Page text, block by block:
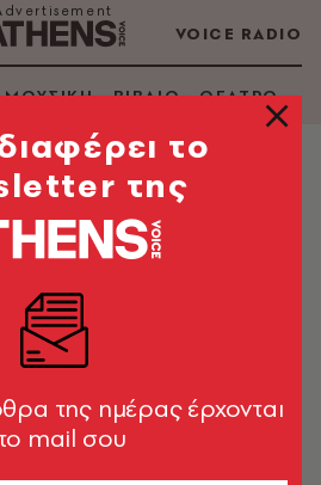
VOICE RADIO
ΜΟΥΣΙΚΗ ΒΙΒΛΙΟ ΘΕΑΤΡΟ -
σπίτι σου αυτό
στο μυαλό σου
αναδύονταν όλο
διακόσμηση
το
της
της ημέρας έρχονται
mail σου